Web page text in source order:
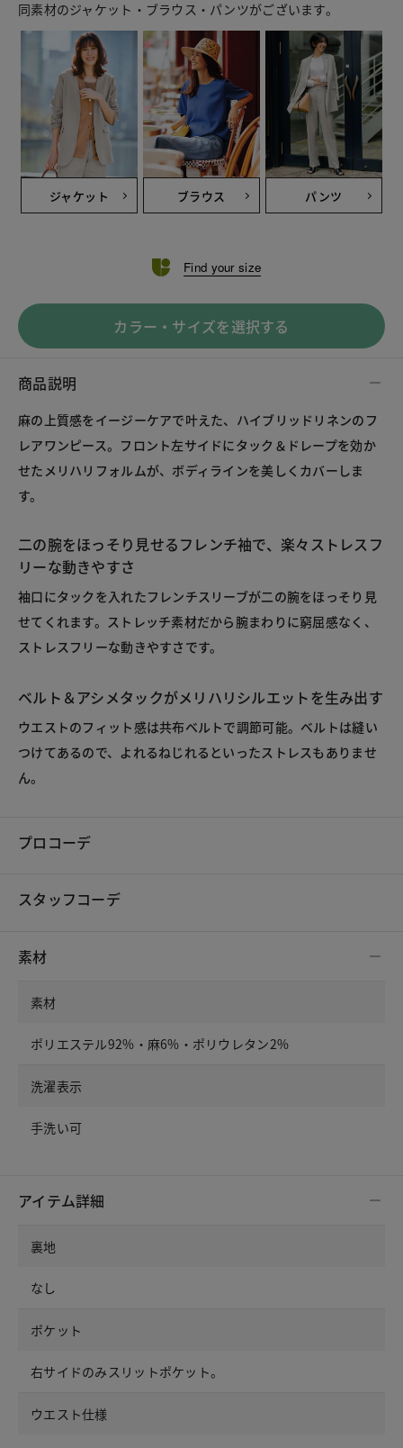
同素材のジャケット・ブラウス・パンツがございます。
ジャケット ブラウス パンツ
Find your size
カラー・サイズを選択する
商品説明
麻の上質感をイージーケアで叶えた、ハイブリッドリネンのフ
レアワンピース。フロント左サイドにタック＆ドレープを効か
せたメリハリフォルムが、ボディラインを美しくカバーしま
す。
二の腕をほっそり見せるフレンチ袖で、楽々ストレスフ
リーな動きやすさ
袖口にタックを入れたフレンチスリーブが二の腕をほっそり見
せてくれます。ストレッチ素材だから腕まわりに窮屈感なく、
ストレスフリーな動きやすさです。
ベルト＆アシメタックがメリハリシルエットを生み出す
ウエストのフィット感は共布ベルトで調節可能。ベルトは縫い
つけてあるので、よれるねじれるといったストレスもありませ
ん。
プロコーデ
スタッフコーデ
素材
素材
ポリエステル92%・麻6%・ポリウレタン2%
洗濯表示
手洗い可
アイテム詳細
裏地
なし
ポケット
右サイドのみスリットポケット。
ウエスト仕様